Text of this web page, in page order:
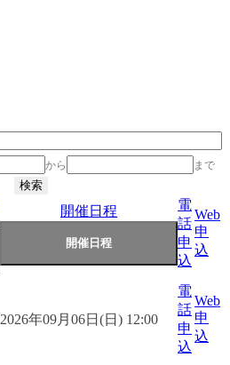
から まで
開催日程
電
話
申
込
Web
申
込
2026年09月06日(日) 12:00
電
話
申
込
Web
申
込